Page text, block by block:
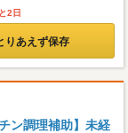
2日
りあえず保存
ン調理補助】未経